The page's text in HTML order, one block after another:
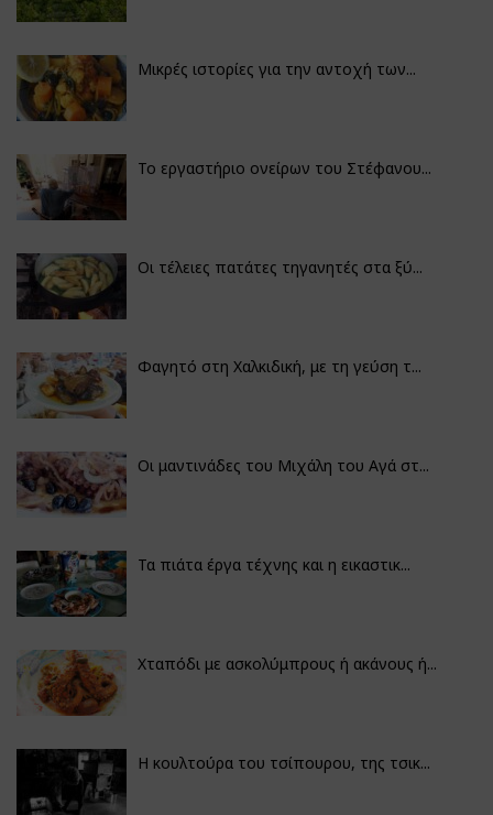
Μικρές ιστορίες για την αντοχή των...
Το εργαστήριο ονείρων του Στέφανου...
Οι τέλειες πατάτες τηγανητές στα ξύ...
Φαγητό στη Χαλκιδική, με τη γεύση τ...
Οι μαντινάδες του Μιχάλη του Αγά στ...
Τα πιάτα έργα τέχνης και η εικαστικ...
Χταπόδι με ασκολύμπρους ή ακάνους ή...
Η κουλτούρα του τσίπουρου, της τσικ...